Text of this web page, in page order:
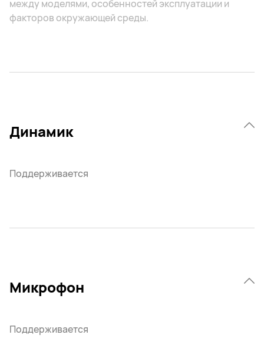
между моделями, особенностей эксплуатации и
факторов окружающей среды.
Динамик
Поддерживается
Микрофон
Поддерживается